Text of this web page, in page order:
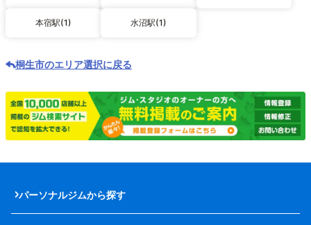
本宿駅(1) 水沼駅(1)
桐生市のエリア選択に戻る
パーソナルジムから探す